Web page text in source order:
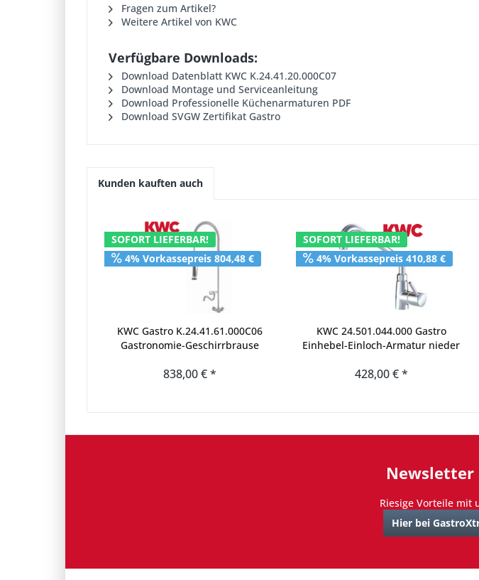
Fragen zum Artikel?
Weitere Artikel von KWC
Verfügbare Downloads:
Download Datenblatt KWC K.24.41.20.000C07
Download Montage und Serviceanleitung
Download Professionelle Küchenarmaturen PDF
Download SVGW Zertifikat Gastro
Kunden kauften auch
SOFORT LIEFERBAR!
4% Vorkassepreis 804,48 €
KWC Gastro K.24.41.61.000C06
Gastronomie-Geschirrbrause
Schwenkauslauf
838,00 € *
SOFORT LIEFERBAR!
4% Vorkassepreis 410,88 €
KWC 24.501.044.000 Gastro
Einhebel-Einloch-Armatur nieder
428,00 € *
Newsletter
Riesige Vorteile mit
Hier bei